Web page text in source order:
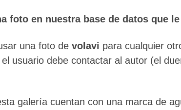
foto en nuestra base de datos que
una foto de volavi para cualquier
usuario debe contactar al autor (el
galería cuentan con una marca de